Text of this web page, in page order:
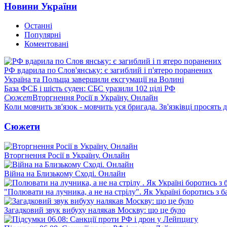
Новини України
Останні
Популярні
Коментовані
РФ вдарила по Слов'янську: є загиблий і п'ятеро поранених
Україна та Польща завершили ексгумації на Волині
База ФСБ і шість суден: СБС уразили 102 цілі РФ
СюжетВторгнення Росії в Україну. Онлайн
Коли мовчить зв'язок - мовчить уся бригада. Зв'язківці просять
Сюжети
Вторгнення Росії в Україну. Онлайн
Війна на Близькому Сході. Онлайн
"Полювати на лучника, а не на стрілу". Як Україні боротись з
Загадковий звук вибуху налякав Москву: що це було